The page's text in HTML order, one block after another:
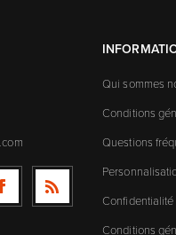
Qui sommes
Conditions
Questions
Conditions